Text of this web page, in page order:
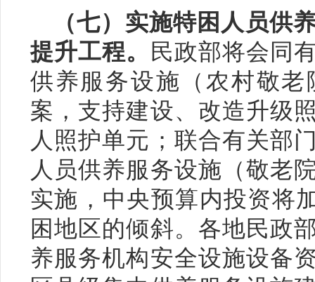
（七）实施特困人员供
提升工程。 民政部将会同
供养服务设施（农村敬
案，支持建设、改造升级
人照护单元；联合有关部
人员供养服务设施（敬老
实施，中央预算内投资将
困地区的倾斜。各地民政
养服务机构安全设施设备